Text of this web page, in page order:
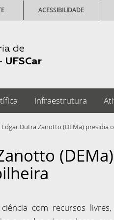
de
UFSCar
ACESSIBILIDADE
Infraestrutura
Edgar Dutra Zanotto (DEMa)
com recursos